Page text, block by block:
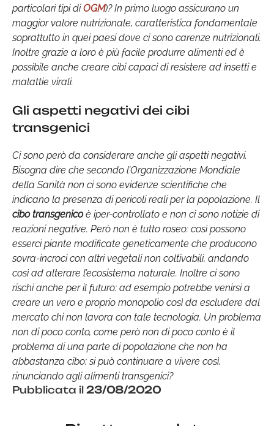
particolari tipi diOGM)? In primo luogo assicurano un
maggior valore nutrizionale, caratteristica fondamentale
soprattutto in quei paesi dove ci sono carenze nutrizionali.
Inoltre grazie a loro è più facile produrre alimenti ed è
possibile anche creare cibi capaci di resistere ad insetti e
malattie virali.
Gli aspetti negativi dei cibi
transgenici
Ci sono però da considerare anche gli aspetti negativi.
Bisogna dire che secondo l’Organizzazione Mondiale
della Sanità non ci sono evidenze scientifiche che
indicano la presenza di pericoli reali per la popolazione. Il
cibo transgenicoè iper-controllato e non ci sono notizie di
reazioni negative. Però non è tutto roseo: così possono
esserci piante modificate geneticamente che producono
sovra-incroci con altri vegetali non coltivabili, andando
così ad alterare l’ecosistema naturale. Inoltre ci sono
rischi anche per il futuro: ad esempio potrebbe venirsi a
creare un vero e proprio monopolio così da escludere dal
mercato chi non lavora con tale tecnologia. Un problema
non di poco conto, come però non di poco conto è il
problema di una parte di popolazione che non ha
abbastanza cibo: si può continuare a vivere così,
rinunciando agli alimenti transgenici?
Pubblicata il 23/08/2020